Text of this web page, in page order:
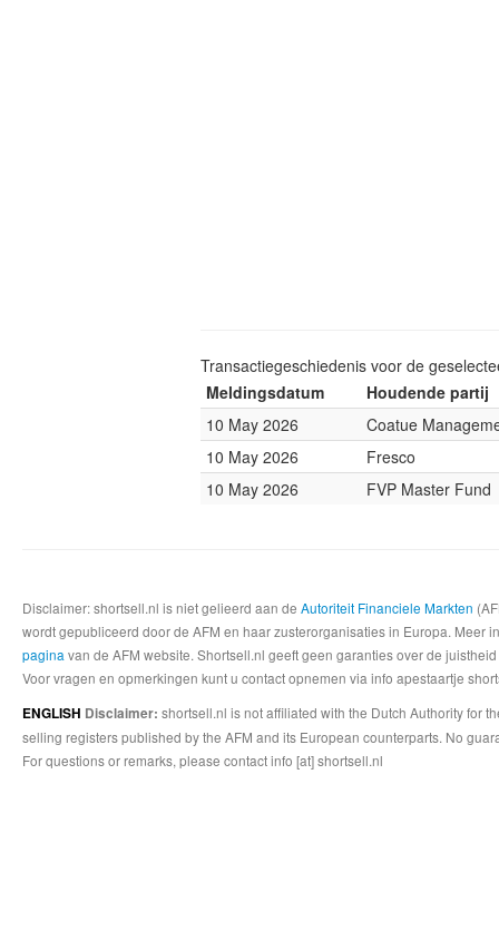
Transactiegeschiedenis voor de
Meldingsdatum
Houdende partij
10 May 2026
Coatue
10 May 2026
Fresco
10 May 2026
FVP Master Fund
Disclaimer: shortsell.nl is niet gelieerd aan de Autoriteit Financiele Markten
wordt gepubliceerd door de AFM en haar zusterorganisaties in Europa.
pagina van de AFM website. Shortsell.nl geeft geen garanties over de
Voor vragen en opmerkingen kunt u contact opnemen via info apestaartje
ENGLISH Disclaimer: shortsell.nl is not affiliated with the Dutch Authority for
selling registers published by the AFM and its European counterparts. No
For questions or remarks, please contact info [at] shortsell.nl